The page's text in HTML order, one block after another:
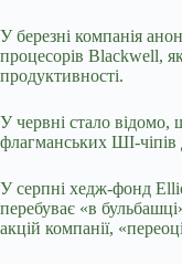
У березні компанія
процесорів Blackwell,
продуктивності.
У червні стало
флагманських ШІ-чіпів
У серпні хедж-фонд
перебуває «в
акцій компанії,